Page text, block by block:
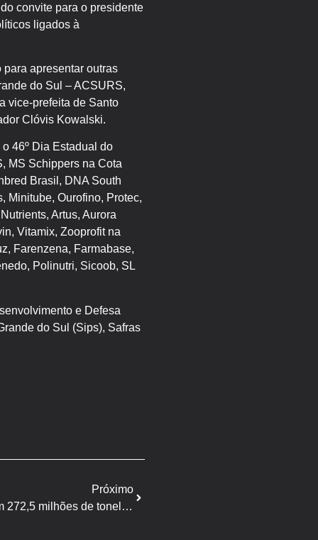
convite para o presidente
ligados à
apresentar outras
do Sul – ACSURS,
vice-prefeita de Santo
Clóvis Kowalski.
46º Dia Estadual do
MS Schippers na Cota
Brasil, DNA South
Minitube, Ourofino, Protec,
Artus, Aurora
Vitamix, Zooprofit na
Farenzena, Farmabase,
Polinutri, Sicoob, SL
e Defesa
do Sul (Sips), Safras
Próximo
Produção de grãos estimada em 272,5 milhões de toneladas